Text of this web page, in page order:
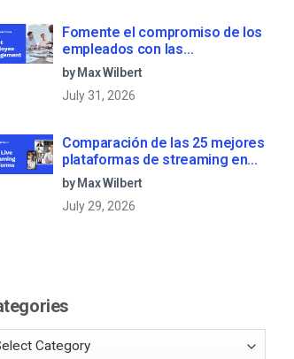
Fomente el compromiso de los
empleados con las
comunicaciones corporativas
en directo
by Max Wilbert
July 31, 2026
Comparación de las 25 mejores
plataformas de streaming en
directo en 2025
by Max Wilbert
July 29, 2026